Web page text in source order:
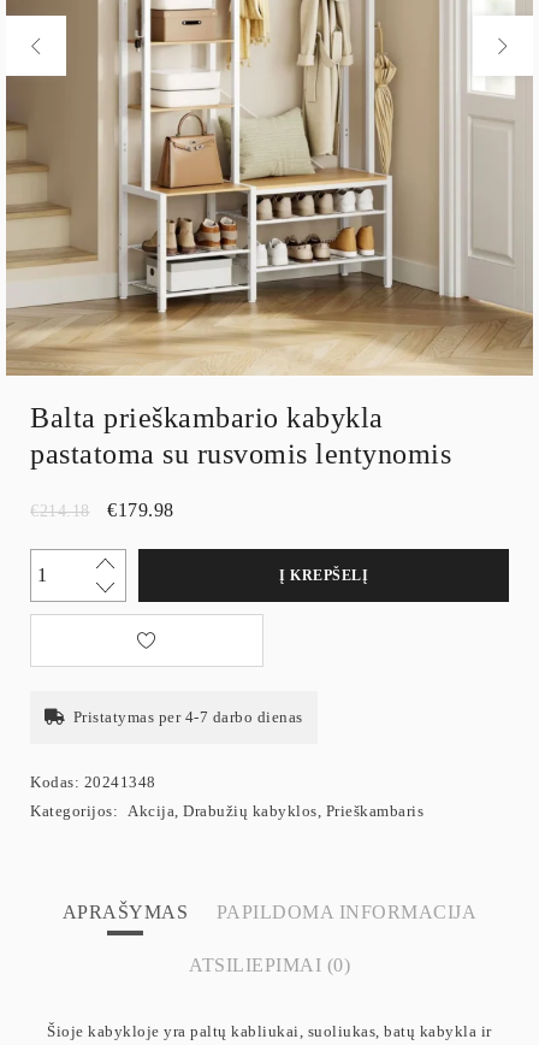
Balta prieškambario kabykla
pastatoma su rusvomis lentynomis
€214.18 €179.98
Į KREPŠELĮ
Pristatymas per 4-7 darbo dienas
Kodas: 20241348
Kategorijos:
Akcija Drabužių kabyklos Prieškambaris
APRAŠYMAS PAPILDOMA INFORMACIJA
ATSILIEPIMAI (0)
Šioje kabykloje yra paltų kabliukai, suoliukas, batų kabykla ir